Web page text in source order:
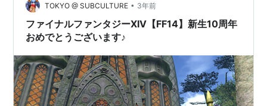
に兼務してるんだってぐらい役職の人でもあります。 情
熱大陸の吉田さんの回は、FF14かFF16プレイ…
TOKYO @ SUBCULTURE • 3年前
ファイナルファンタジーXIV【FF14】新生10周年
おめでとうございます♪